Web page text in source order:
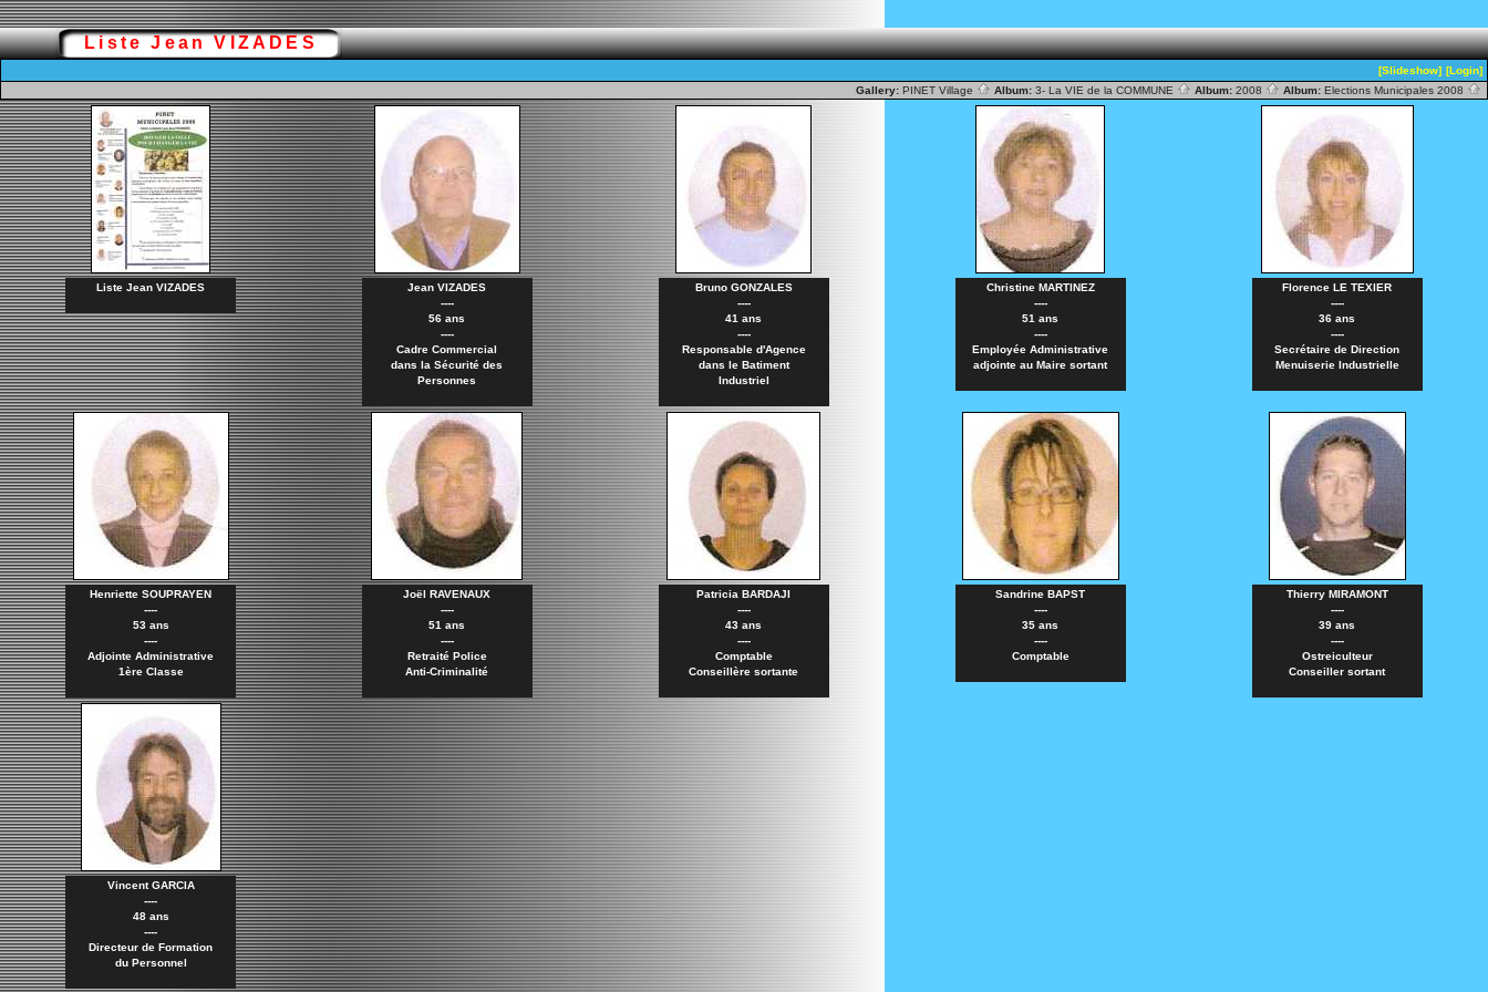
Liste Jean VIZADES
[Slideshow] [Login]
Gallery: PINET Village Album: 3- La VIE de la COMMUNE Album: 2008 Album: Elections Municipales 2008
Liste Jean VIZADES
Jean VIZADES
----
56 ans
----
Cadre Commercial
dans la Sécurité des
Personnes
Bruno GONZALES
----
41 ans
----
Responsable d'Agence
dans le Batiment
Industriel
Christine MARTINEZ
----
51 ans
----
Employée Administrative
adjointe au Maire sortant
Florence LE TEXIER
----
36 ans
----
Secrétaire de Direction
Menuiserie Industrielle
Henriette SOUPRAYEN
----
53 ans
----
Adjointe Administrative
1ère Classe
Joël RAVENAUX
----
51 ans
----
Retraité Police
Anti-Criminalité
Patricia BARDAJI
----
43 ans
----
Comptable
Conseillère sortante
Sandrine BAPST
----
35 ans
----
Comptable
Thierry MIRAMONT
----
39 ans
----
Ostreiculteur
Conseiller sortant
Vincent GARCIA
----
48 ans
----
Directeur de Formation
du Personnel